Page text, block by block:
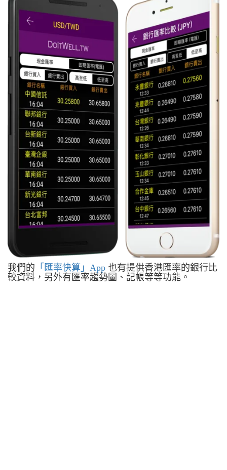
我們的 「匯率快算」App 也有提供香港匯率的銀行比
較資料，另外有匯率趨勢圖、記帳等等功能。